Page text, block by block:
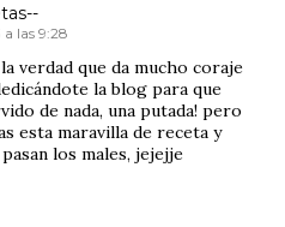
las 9:28
verdad que da mucho coraje
la blog para que
de nada, una putada! pero
esta maravilla de receta y
los males, jejejje